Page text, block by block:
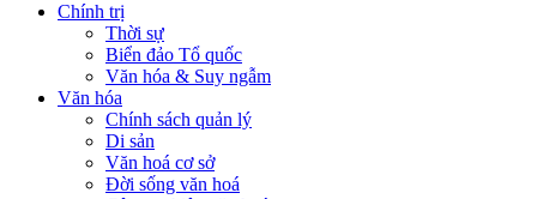
Chính trị
Thời sự
Biển đảo Tổ quốc
Văn hóa & Suy ngẫm
Văn hóa
Chính sách quản lý
Di sản
Văn hoá cơ sở
Đời sống văn hoá